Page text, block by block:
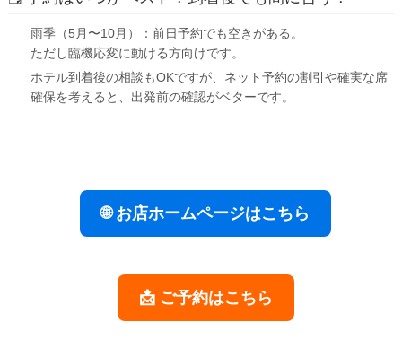
雨季（5月〜10月） ： 前日予約でも空きがある 。
ただし臨機応変に動ける方向けです。
ホテル到着後の相談もOKですが、 ネット予約の割引 や確実な席
確保を考えると、 出発前の確認がベターです。
🌐 お店ホームページはこちら
📩 ご予約はこちら